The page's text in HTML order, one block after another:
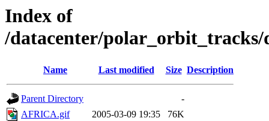
Index of
/datacenter/polar_orbit_tracks/
Name Last modified Size Description
Parent Directory
-
AFRICA.gif
2005-03-09 19:35
76K